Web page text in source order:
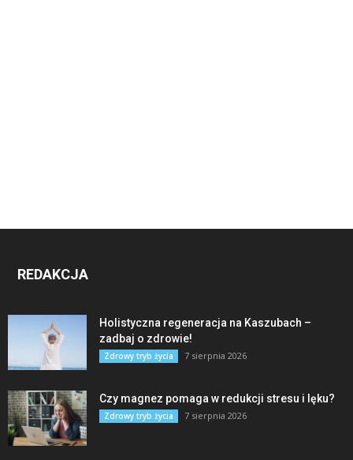
REDAKCJA
Holistyczna regeneracja na Kaszubach –
zadbaj o zdrowie!
Zdrowy tryb życia 7 sierpnia 2026
Czy magnez pomaga w redukcji stresu i lęku?
Zdrowy tryb życia 7 sierpnia 2026